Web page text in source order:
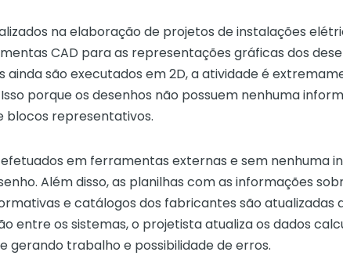
na elaboração de projetos de instalações
CAD para as representações gráficas dos
ainda são executados em 2D, a atividade é
porque os desenhos não possuem nenhuma
blocos representativos.
efetuados em ferramentas externas e sem nenhuma
Além disso, as planilhas com as informações
e catálogos dos fabricantes são atualizadas
entre os sistemas, o projetista atualiza os dados
gerando trabalho e possibilidade de erros.